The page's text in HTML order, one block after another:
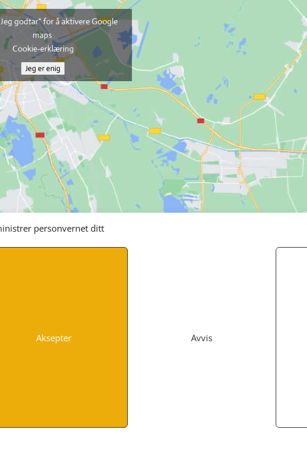
personvernet ditt
Aksepter Avvis
godtar" for å aktivere Google
maps
Cookie-erklæring
Jeg er enig
INFORMASJON